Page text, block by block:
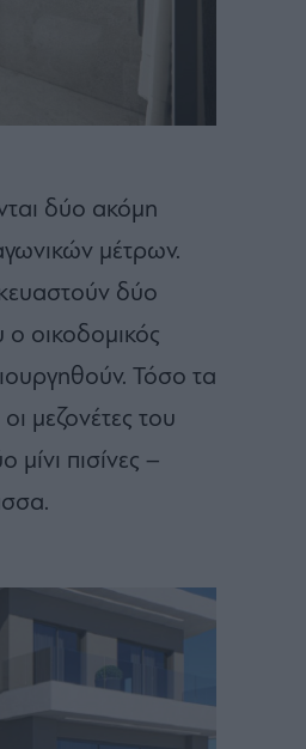
δύο ακόμη
μέτρων.
δύο
οικοδομικός
Τόσο τα
μεζονέτες του
πισίνες –